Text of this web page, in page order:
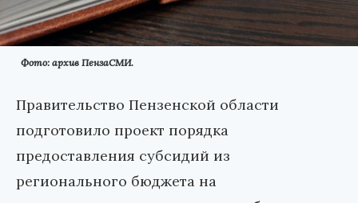
Фото: архив ПензаСМИ.
Правительство Пензенской области
подготовило проект порядка
предоставления субсидий из
регионального бюджета на